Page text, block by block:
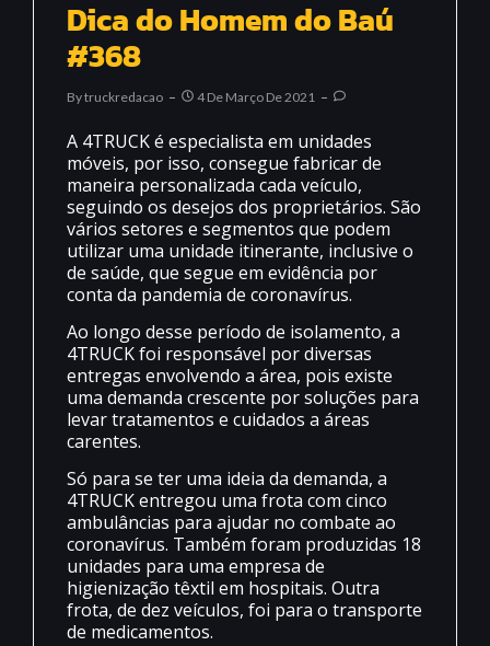
Dica do Homem do Baú
#368
ByTruckredacao 4 De Março De 2021
A 4TRUCK é especialista em unidades
móveis, por isso, consegue fabricar de
maneira personalizada cada veículo,
seguindo os desejos dos proprietários. São
vários setores e segmentos que podem
utilizar uma unidade itinerante, inclusive o
de saúde, que segue em evidência por
conta da pandemia de coronavírus.
Ao longo desse período de isolamento, a
4TRUCK foi responsável por diversas
entregas envolvendo a área, pois existe
uma demanda crescente por soluções para
levar tratamentos e cuidados a áreas
carentes.
Só para se ter uma ideia da demanda, a
4TRUCK entregou uma frota com cinco
ambulâncias para ajudar no combate ao
coronavírus. Também foram produzidas 18
unidades para uma empresa de
higienização têxtil em hospitais. Outra
frota, de dez veículos, foi para o transporte
de medicamentos.